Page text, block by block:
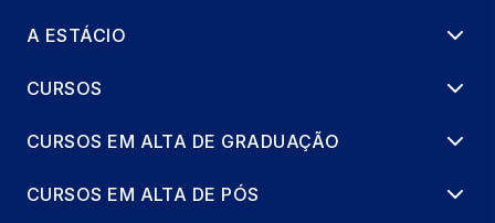
A ESTÁCIO
CURSOS
CURSOS EM ALTA DE GRADUAÇÃO
CURSOS EM ALTA DE PÓS